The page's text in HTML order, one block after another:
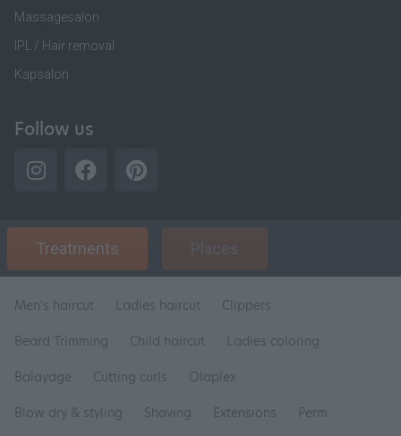
Massagesalon
IPL / Hair removal
Kapsalon
Follow us
Treatments Places
Men's haircut Ladies haircut
Clippers
Beard Trimming
Child haircut
Ladies coloring
Balayage
Cutting curls
Olaplex
Blow dry & styling
Shaving Extensions Perm